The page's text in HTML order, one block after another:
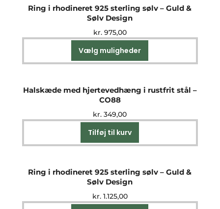
Ring i rhodineret 925 sterling sølv – Guld &
Sølv Design
kr.975,00
Vælg muligheder
vare
varianter.
kan
Halskæde med hjertevedhæng i rustfrit stål –
CO88
kr. 349,00
Tilføj til kurv
Ring i rhodineret 925 sterling sølv – Guld &
Sølv Design
kr.1.125,00